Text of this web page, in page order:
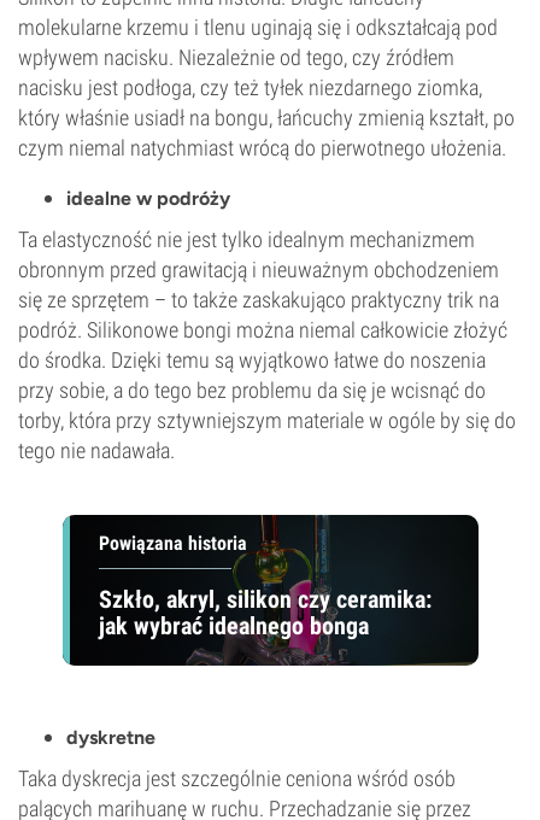
molekularne krzemu i tlenu uginają się i odkształcają pod
wpływem nacisku. Niezależnie od tego, czy źródłem
nacisku jest podłoga, czy też tyłek niezdarnego ziomka,
który właśnie usiadł na bongu, łańcuchy zmienią kształt, po
czym niemal natychmiast wrócą do pierwotnego ułożenia.
idealne w podróży
Ta elastyczność nie jest tylko idealnym mechanizmem
obronnym przed grawitacją i nieuważnym obchodzeniem
się ze sprzętem – to także zaskakująco praktyczny trik na
podróż. Silikonowe bongi można niemal całkowicie złożyć
do środka. Dzięki temu są wyjątkowo łatwe do noszenia
przy sobie, a do tego bez problemu da się je wcisnąć do
torby, która przy sztywniejszym materiale w ogóle by się do
tego nie nadawała.
Powiązana historia
Szkło, akryl, silikon czy ceramika:
jak wybrać idealnego bonga
dyskretne
Taka dyskrecja jest szczególnie ceniona wśród osób
palących marihuanę w ruchu. Przechadzanie się przez